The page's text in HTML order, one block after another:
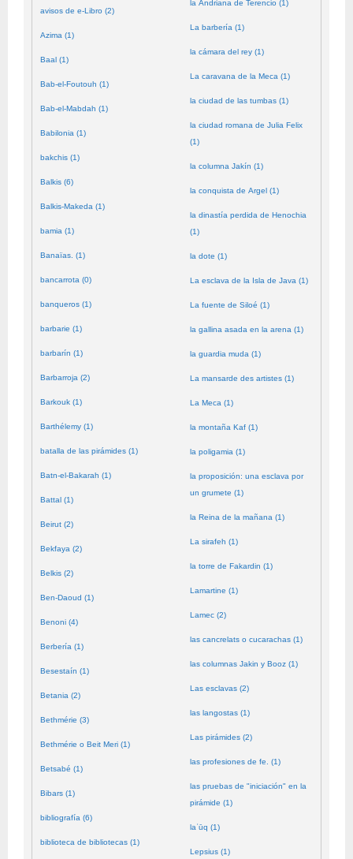
avisos de e-Libro (2)
Azima (1)
Baal (1)
Bab-el-Foutouh (1)
Bab-el-Mabdah (1)
Babilonia (1)
bakchis (1)
Balkis (6)
Balkis-Makeda (1)
bamia (1)
Banaïas. (1)
bancarrota (0)
banqueros (1)
barbarie (1)
barbarín (1)
Barbarroja (2)
Barkouk (1)
Barthélemy (1)
batalla de las pirámides (1)
Batn-el-Bakarah (1)
Battal (1)
Beirut (2)
Bekfaya (2)
Belkis (2)
Ben-Daoud (1)
Benoni (4)
Berbería (1)
Besestaín (1)
Betania (2)
Bethmérie (3)
Bethmérie o Beit Meri (1)
Betsabé (1)
Bibars (1)
bibliografía (6)
biblioteca de bibliotecas (1)
la Andriana de Terencio (1)
La barbería (1)
la cámara del rey (1)
La caravana de la Meca (1)
la ciudad de las tumbas (1)
la ciudad romana de Julia Felix
(1)
la columna Jakín (1)
la conquista de Argel (1)
la dinastía perdida de Henochia
(1)
la dote (1)
La esclava de la Isla de Java (1)
La fuente de Siloé (1)
la gallina asada en la arena (1)
la guardia muda (1)
La mansarde des artistes (1)
La Meca (1)
la montaña Kaf (1)
la poligamia (1)
la proposición: una esclava por
un grumete (1)
la Reina de la mañana (1)
La sirafeh (1)
la torre de Fakardin (1)
Lamartine (1)
Lamec (2)
las cancrelats o cucarachas (1)
las columnas Jakin y Booz (1)
Las esclavas (2)
las langostas (1)
Las pirámides (2)
las profesiones de fe. (1)
las pruebas de "iniciación" en la
pirámide (1)
laʿūq (1)
Lepsius (1)